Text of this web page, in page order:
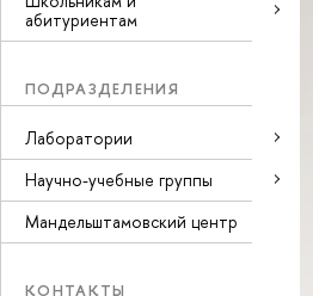
абитуриентам
ПОДРАЗДЕЛЕНИЯ
Лаборатории
Научно-учебные группы
Мандельштамовский центр
КОНТАКТЫ